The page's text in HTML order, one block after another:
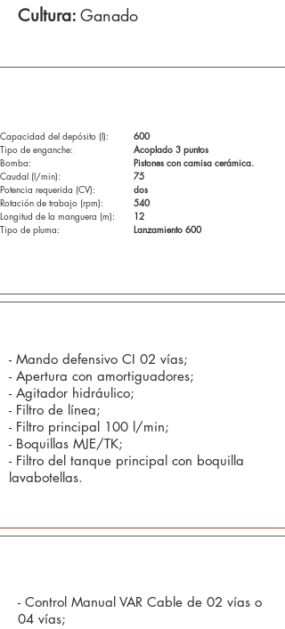
Cultura: Ganado
Capacidad del depósito (l):
Tipo de enganche:
Bomba:
Caudal (l/min):
Potencia requerida (CV):
Rotación de trabajo (rpm):
Longitud de la manguera (m):
Tipo de pluma:
600
Acoplado 3 puntos
Pistones con camisa cerámica.
75
dos
540
12
Lanzamiento 600
- Mando defensivo CI 02 vías;
- Apertura con amortiguadores;
- Agitador hidráulico;
- Filtro de línea;
- Filtro principal 100 l/min;
- Boquillas MJE/TK;
- Filtro del tanque principal con boquilla
lavabotellas.
- Control Manual VAR Cable de 02 vías o
04 vías;